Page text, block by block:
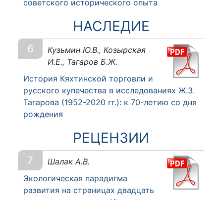
советского исторического опыта
НАСЛЕДИЕ
6
Кузьмин Ю.В., Козырская
И.Е., Тагаров Б.Ж.
История Кяхтинской торговли и
русского купечества в исследованиях Ж.З.
Тагарова (1952-2020 гг.): к 70-летию со дня
рождения
РЕЦЕНЗИИ
7
Шалак А.В.
Экологическая парадигма
развития на страницах двадцать